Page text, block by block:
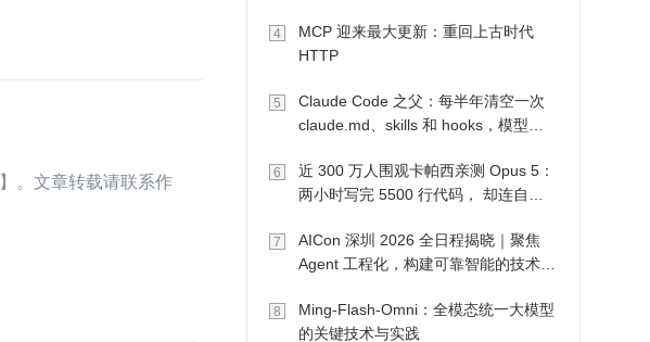
】。文章转载请联系作
4
MCP 迎来最大更新：重回上古时代
HTTP
5
Claude Code 之父：每半年清空一次
claude.md、skills 和 hooks，模型自
6
近 300 万人围观卡帕西亲测 Opus 5：
两小时写完 5500 行代码， 却连自己
7
AICon 深圳 2026 全日程揭晓｜聚焦
Agent 工程化，构建可靠智能的技术路
8
Ming-Flash-Omni：全模态统一大模型
的关键技术与实践